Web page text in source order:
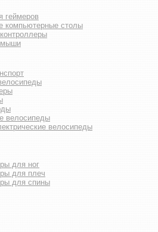
геймеров
компьютерные столы
мыши
велосипеды
велосипеды
для ног
для плеч
для спины